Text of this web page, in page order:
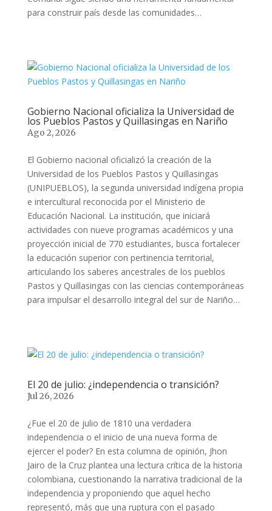
para construir país desde las comunidades…
Gobierno Nacional oficializa la Universidad de
los Pueblos Pastos y Quillasingas en Nariño
Ago 2, 2026
El Gobierno nacional oficializó la creación de la
Universidad de los Pueblos Pastos y Quillasingas
(UNIPUEBLOS), la segunda universidad indígena propia
e intercultural reconocida por el Ministerio de
Educación Nacional. La institución, que iniciará
actividades con nueve programas académicos y una
proyección inicial de 770 estudiantes, busca fortalecer
la educación superior con pertinencia territorial,
articulando los saberes ancestrales de los pueblos
Pastos y Quillasingas con las ciencias contemporáneas
para impulsar el desarrollo integral del sur de Nariño…
El 20 de julio: ¿independencia o transición?
Jul 26, 2026
¿Fue el 20 de julio de 1810 una verdadera
independencia o el inicio de una nueva forma de
ejercer el poder? En esta columna de opinión, Jhon
Jairo de la Cruz plantea una lectura crítica de la historia
colombiana, cuestionando la narrativa tradicional de la
independencia y proponiendo que aquel hecho
representó, más que una ruptura con el pasado